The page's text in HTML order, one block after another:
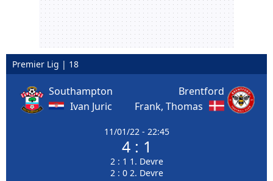
Premier Lig | 18
Southampton
Ivan Juric
11/01/22 - 22:45
4 : 1
2 : 1 1. Devre
2 : 0 2. Devre
Brentford
Frank, Thomas